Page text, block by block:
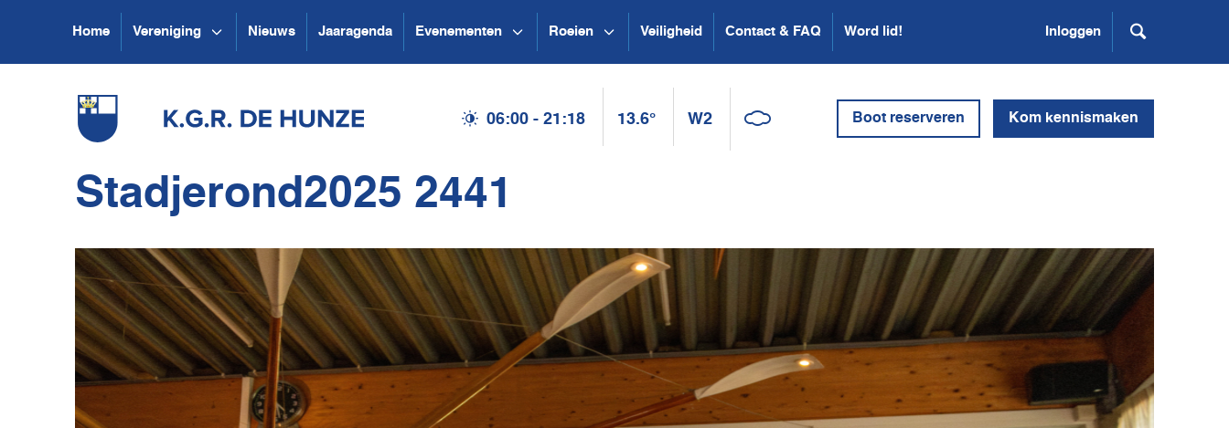
Home Vereniging Nieuws Jaaragenda Evenementen Roeien Veiligheid Contact & FAQ Word lid! Inloggen
06:00 - 21:18 13.6° W2 Boot reserveren Kom kennismaken
Stadjerond2025 2441